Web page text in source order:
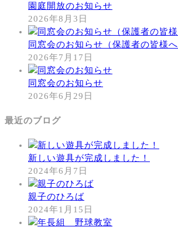
園庭開放のお知らせ
2026年8月3日
同窓会のお知らせ（保護者の皆様へ
2026年7月17日
同窓会のお知らせ
2026年6月29日
最近のブログ
新しい遊具が完成しました！
2024年6月7日
親子のひろば
2024年1月15日